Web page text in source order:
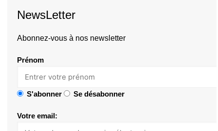
NewsLetter
Abonnez-vous à nos newsletter
Prénom
S'abonner Se désabonner
Votre email: